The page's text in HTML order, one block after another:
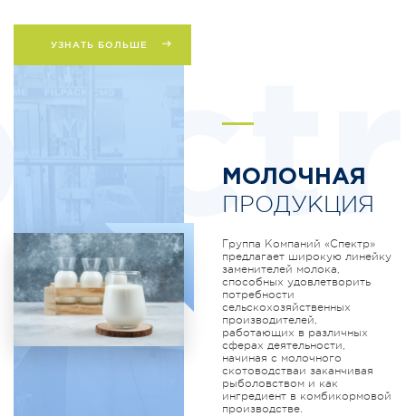
УЗНАТЬ БОЛЬШЕ
МОЛОЧНАЯ
ПРОДУКЦИЯ
Группа Компаний «Спектр»
предлагает широкую линейку
заменителей молока,
способных удовлетворить
потребности
сельскохозяйственных
производителей,
работающих в различных
сферах деятельности,
начиная с молочного
скотоводстваи заканчивая
рыболовством и как
ингредиент в комбикормовой
производстве.